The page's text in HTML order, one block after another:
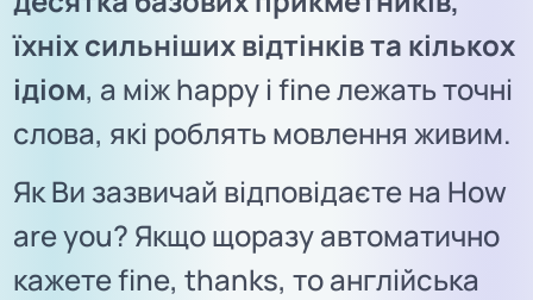
їхніх сильніших відтінків та кількох
ідіом, а між happy і fine лежать точні
слова, які роблять мовлення живим.
Як Ви зазвичай відповідаєте на How
are you? Якщо щоразу автоматично
кажете fine, thanks, то англійська